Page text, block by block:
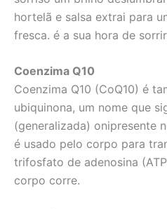
hortelã e salsa extrai para
fresca. é a sua hora de
Coenzima Q10
Coenzima Q10 (CoQ10) é
ubiquinona, um nome que
(generalizada) onipresente
é usado pelo corpo para
trifosfato de adenosina
corpo corre.